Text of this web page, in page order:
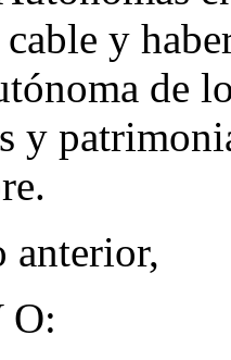
y
de
y
anterior,
O: